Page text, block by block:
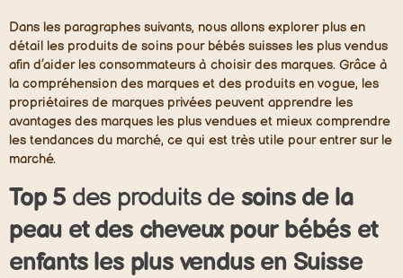
Dans les paragraphes suivants, nous allons explorer plus en
détail les produits de soins pour bébés suisses les plus vendus
afin d’aider les consommateurs à choisir des marques. Grâce à
la compréhension des marques et des produits en vogue, les
propriétaires de marques privées peuvent apprendre les
avantages des marques les plus vendues et mieux comprendre
les tendances du marché, ce qui est très utile pour entrer sur le
marché.
Top 5 des produits de soins de la
peau et des cheveux pour bébés et
enfantsles plus vendus en Suisse